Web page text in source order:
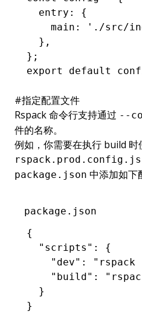
  entry
:
{
    main
: './src/
  }
,
};
export
default
#指定配置文件
Rspack 命令行支持通过 --
件的名称。
例如，你需要在执行 build 时
rspack.prod.config.js
package.json 中添加如下
package.json
{
  "scripts"
:
{
    "dev"
: "rspack
    "build"
:
  }
}